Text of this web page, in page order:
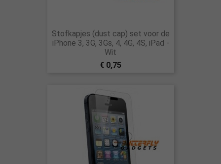
Stofkapjes (dust cap) set voor de
iPhone 3, 3G, 3Gs, 4, 4G, 4S, iPad -
Wit
€ 0,75